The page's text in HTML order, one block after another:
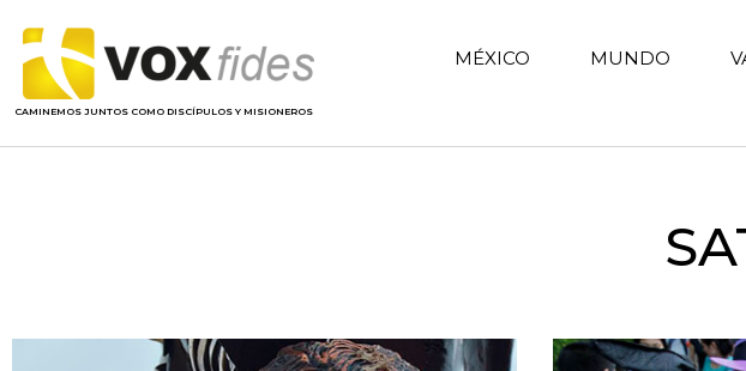
CAMINEMOS JUNTOS COMO DISCÍPULOS Y MISIONEROS
MÉXICO MUNDO